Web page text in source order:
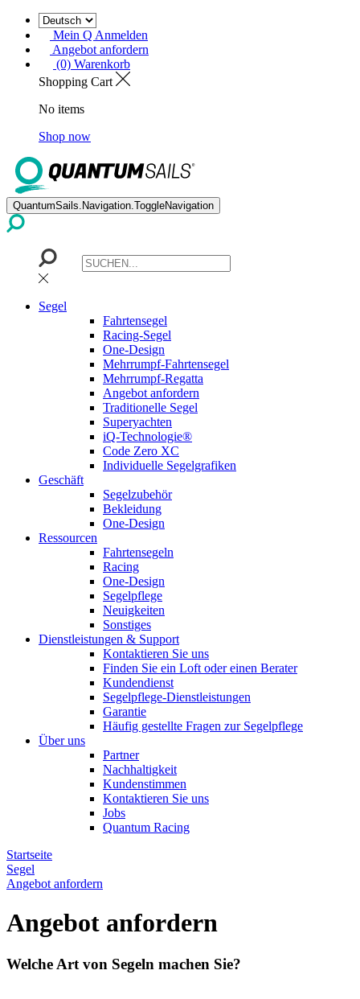
Mein Q Anmelden
Angebot anfordern
(0) Warenkorb
Shopping Cart
No items
Shop now
QuantumSails.Navigation.ToggleNavigation
Segel
Fahrtensegel
Racing-Segel
One-Design
Mehrrumpf-Fahrtensegel
Mehrrumpf-Regatta
Angebot anfordern
Traditionelle Segel
Superyachten
iQ-Technologie®
Code Zero XC
Individuelle Segelgrafiken
Geschäft
Segelzubehör
Bekleidung
One-Design
Ressourcen
Fahrtensegeln
Racing
One-Design
Segelpflege
Neuigkeiten
Sonstiges
Dienstleistungen & Support
Kontaktieren Sie uns
Finden Sie ein Loft oder einen Berater
Kundendienst
Segelpflege-Dienstleistungen
Garantie
Häufig gestellte Fragen zur Segelpflege
Über uns
Partner
Nachhaltigkeit
Kundenstimmen
Kontaktieren Sie uns
Jobs
Quantum Racing
Startseite
Segel
Angebot anfordern
Angebot anfordern
Welche Art von Segeln machen Sie?